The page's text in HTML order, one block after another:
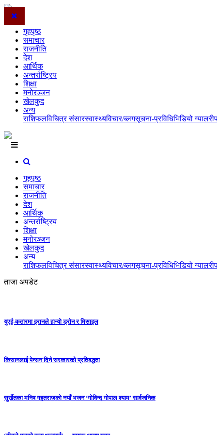
गृहपृष्ठ
समाचार
राजनीति
देश
आर्थिक
अन्तर्राष्ट्रिय
शिक्षा
मनोरञ्जन
खेलकुद
अन्य
राशिफलविचित्र संसारस्वास्थ्यविचार/ब्लगसूचना-प्रविधिभिडियो ग्यालरी
गृहपृष्ठ
समाचार
राजनीति
देश
आर्थिक
अन्तर्राष्ट्रिय
शिक्षा
मनोरञ्जन
खेलकुद
अन्य
राशिफलविचित्र संसारस्वास्थ्यविचार/ब्लगसूचना-प्रविधिभिडियो ग्यालरी
ताजा अपडेट
युएई-कतारमा इरानले हान्यो ड्रोन र मिसाइल
किसानलाई पेन्सन दिने सरकारको प्रतिबद्धता
सुर्खेतका मनिष गहतराजको नयाँ भजन ‘गोविन्द गोपाल श्याम’ सार्वजनिक